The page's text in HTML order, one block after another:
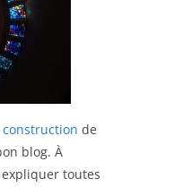
de
blog. À
toutes